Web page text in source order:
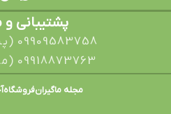
پشتیبانی و
09909583758 (پشتیبان فنی)
09918873763 (مشاوره خرید)
مجله ماگیرانفروشگاه